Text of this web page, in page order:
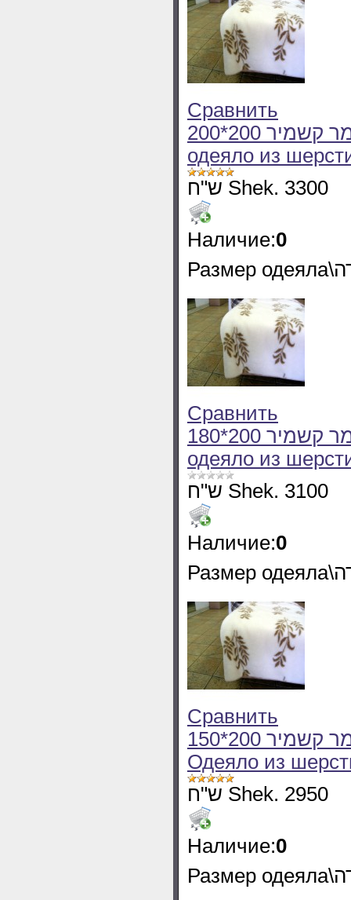
Сравнить
200*200 שמיכה חורף מצמר קשמיר Olivia Зимнее
одеяло из
ש"ח Shek. 3300
Наличие:0
Сравнить
180*200 שמיכה חורף מצמר קשמיר Olivia Зимнее
одеяло из
ש"ח Shek. 3100
Наличие:0
Сравнить
150*200 שמיכה חורף דו צדדית מצמר קשמיר Olivia
Одеяло из
ש"ח Shek. 2950
Наличие:0